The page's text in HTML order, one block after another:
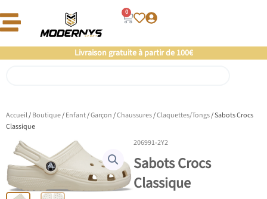
au
0
Panier
Livraison gratuite à partir de 100€
Offre un 🎁 Moderny’s : Coup de 💘 assuré
Accueil/Boutique/Enfant/Garçon/Chaussures/Claquettes/Tongs/ Sabots Crocs
Classique
206991-2Y2
Sabots Crocs
Classique